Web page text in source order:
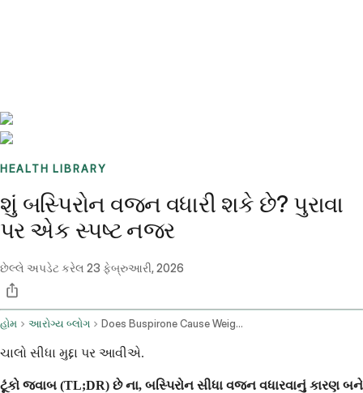
HEALTH LIBRARY
શું બસ્પિરોન વજન વધારી શકે છે? પુરાવા
પર એક સ્પષ્ટ નજર
છેલ્લે અપડેટ કરેલ 23 ફેબ્રુઆરી, 2026
હોમ આરોગ્ય બ્લોગ Does Buspirone Cause Weight Gain
ચાલો સીધા મુદ્દા પર આવીએ.
ટૂંકો જવાબ (TL;DR) છે ના, બસ્પિરોન સીધા વજન વધારવાનું કારણ બને